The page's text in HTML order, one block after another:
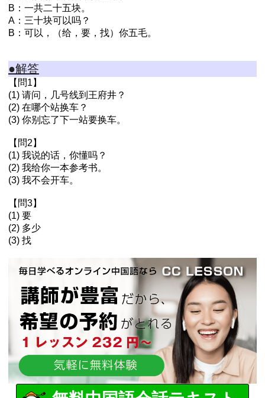
B：一共二十五块。
A：三十块可以吗？
B：可以，（给，要，找）你五毛。
●解答
【問1】
(1) 请问，几号线到王府井？
(2) 在哪个站换车？
(3) 你别忘了下一站要换车。
【問2】
(1) 我说的话，你懂吗？
(2) 我给你一本参考书。
(3) 我不会开车。
【問3】
(1) 要
(2) 多少
(3) 找